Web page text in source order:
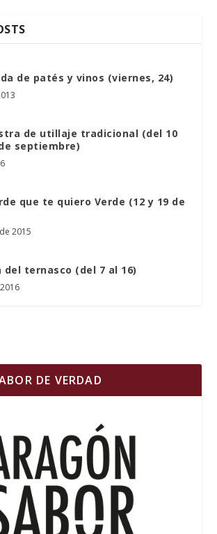
de patés y vinos (viernes, 24)
de utillaje tradicional (del 10
septiembre)
que te quiero Verde (12 y 19 de
2015
del ternasco (del 7 al 16)
DE VERDAD